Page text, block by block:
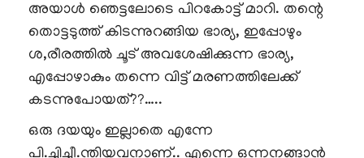
അയാൾ ഞെട്ടലോടെ പിറകോട്ട് മാറി. തന്റെ
തൊട്ടടുത്ത് കിടന്നുറങ്ങിയ ഭാര്യ, ഇപ്പോഴും
ശ,രീരത്തിൽ ചൂട് അവശേഷിക്കുന്ന ഭാര്യ,
എപ്പോഴാകും തന്നെ വിട്ട് മരണത്തിലേക്ക്
കടന്നുപോയത്??…..
ഒരു ദയയും ഇല്ലാതെ എന്നേ
പി.ച്ചിച്ചീ.ന്തിയവനാണ്.. എന്നെ ഒന്നനങ്ങാൻ